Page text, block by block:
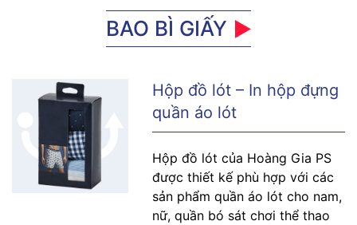
BAO BÌ GIẤY
Hộp đồ lót – In hộp đựng
quần áo lót
Hộp đồ lót của Hoàng Gia PS
được thiết kế phù hợp với các
sản phẩm quần áo lót cho nam,
nữ, quần bó sát chơi thể thao